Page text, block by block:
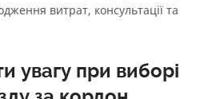
витрат, консультації та
увагу при виборі